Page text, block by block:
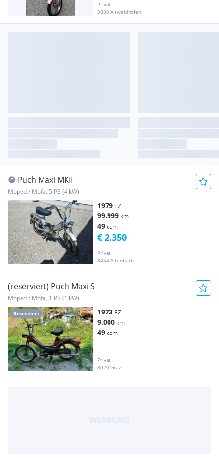
Privat
3830 Altwaidhofen
Puch Maxi MKII
Moped / Mofa, 5 PS (4 kW)
1979 EZ
99.999 km
49ccm
Privat
8454 Altenbach
€ 2.350
Reserviert
(reserviert) Puch Maxi S
Moped / Mofa, 1 PS (1 kW)
1973 EZ
9.000 km
49ccm
Privat
8020 Graz